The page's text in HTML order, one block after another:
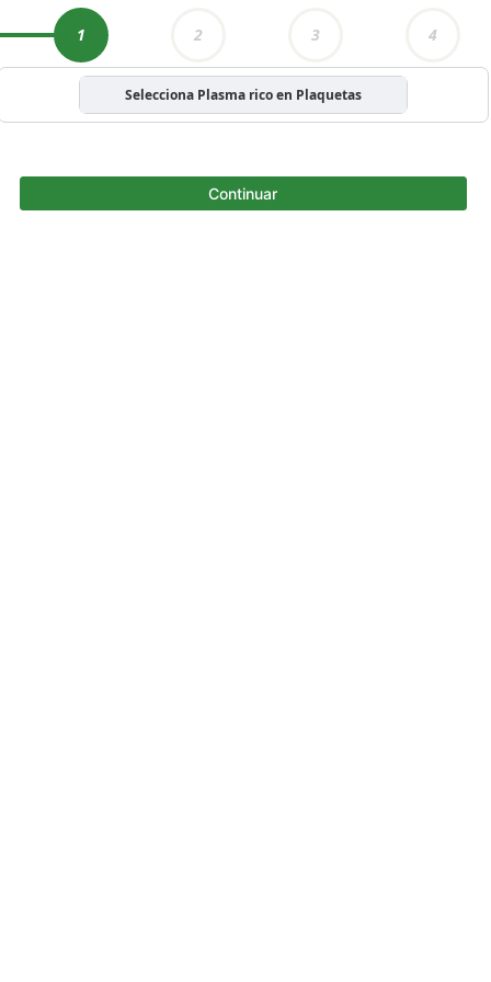
1 2 3 4
Selecciona Plasma rico en Plaquetas
Continuar